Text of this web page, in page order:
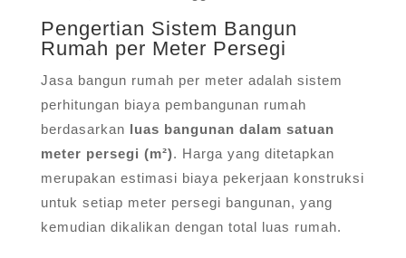
Pengertian Sistem Bangun
Rumah per Meter Persegi
Jasa bangun rumah per meter adalah sistem
perhitungan biaya pembangunan rumah
berdasarkan luas bangunan dalam satuan
meter persegi (m²). Harga yang ditetapkan
merupakan estimasi biaya pekerjaan konstruksi
untuk setiap meter persegi bangunan, yang
kemudian dikalikan dengan total luas rumah.